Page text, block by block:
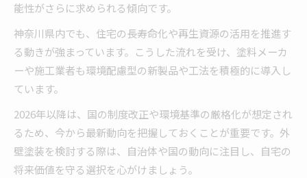
能性がさらに求められる傾向です。
神奈川県内でも、住宅の長寿命化や再生資源の活用を推進す
る動きが強まっています。こうした流れを受け、塗料メーカ
ーや施工業者も環境配慮型の新製品や工法を積極的に導入し
ています。
2026年以降は、国の制度改正や環境基準の厳格化が想定され
るため、今から最新動向を把握しておくことが重要です。外
壁塗装を検討する際は、自治体や国の動向に注目し、自宅の
将来価値を守る選択を心がけましょう。